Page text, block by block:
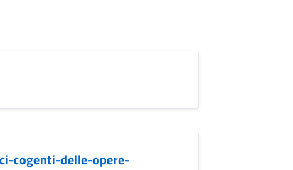
cogenti-delle-opere-